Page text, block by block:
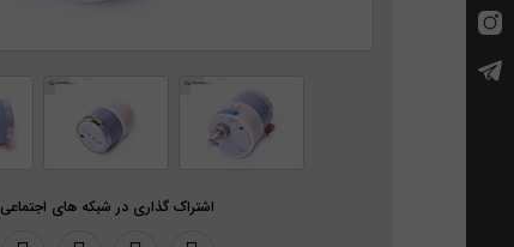
اشتراک گذاری در شبکه های اجتماعی